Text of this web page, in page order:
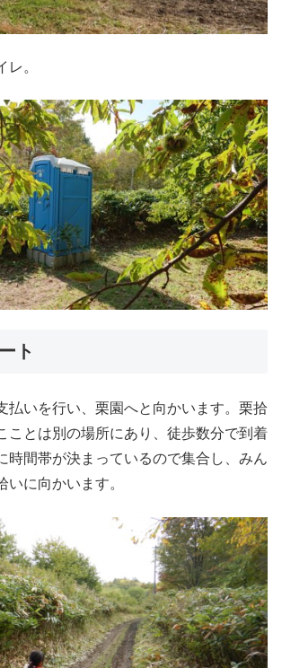
レ。
ト
払いを行い、栗園へと向かいます。栗拾
ことは別の場所にあり、徒歩数分で到着
時間帯が決まっているので集合し、みん
いに向かいます。